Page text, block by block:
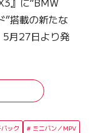
搭載の新たな
5月27日より発
ック ミニバン／MPV